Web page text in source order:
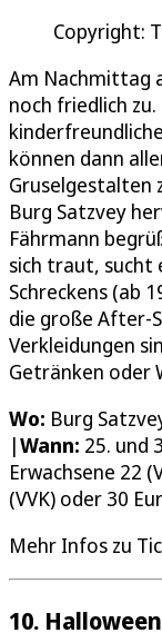
Copyright:
Am Nachmittag
noch friedlich
können dann
Gruselgestalten
Burg Satzvey
Fährmann
sich traut, sucht
Schreckens (ab
die große After-
Verkleidungen
Getränken oder
Wo: Burg
|Wann: 25. und
Erwachsene 22
(VVK) oder 30
Mehr Infos zu
10.